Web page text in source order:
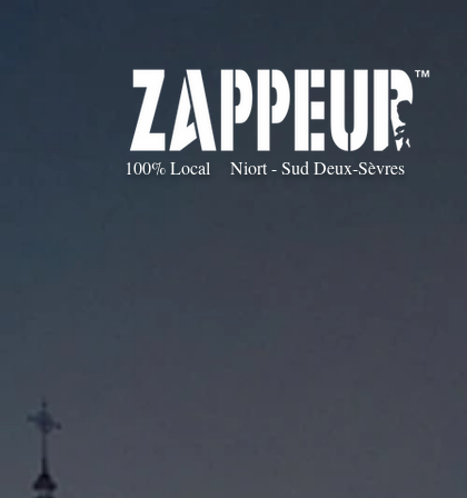
100% Local Niort - Sud Deux-Sèvres